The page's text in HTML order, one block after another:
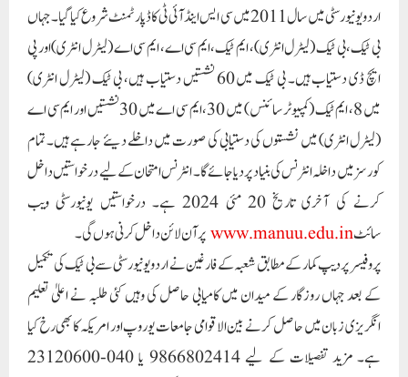
اردو یونیورسٹی میں سال 2011 میں سی ایس اینڈ آئی ٹی کا ڈپارٹمنٹ شروع کیا گیا۔ جہاں
بی ٹیک، بی ٹیک (لیٹرل انٹری)، ایم ٹیک، ایم سی اے، ایم سی اے (لیٹرل انٹری) اور پی
ایچ ڈی دستیاب ہیں۔ بی ٹیک میں 60 نشستیں دستیاب ہیں، بی ٹیک (لیٹرل انٹری)
میں 8 ، ایم ٹیک (کمپیوٹر سائنس ) میں 30، ایم سی اے میں 30 نشستیں اور ایم سی اے
(لیٹرل انٹری) میں نشستوں کی دستیابی کی صورت میں داخلے دیئے جارہے ہیں۔ تمام
کورسز میں داخلہ انٹرنس کی بنیاد پر دیا جائے گا۔ انٹرنس امتحان کے لیے درخواستیں داخل
کرنے کی آخری تاریخ 20 مئی 2024 ہے۔ درخواستیں یونیورسٹی ویب
سائٹwww.manuu.edu.inپر آن لائن داخل کرنی ہوں گی۔
پروفیسر پردیپ کمار کے مطابق شعبہ کے فارغین نے اردو یونیورسٹی سے بی ٹیک کی تکمیل
کے بعد جہاں روزگار کے میدان میں کامیابی حاصل کی وہیں کئی طلبہ نے اعلیٰ تعلیم
انگریزی زبان میں حاصل کرنے بین الاقوامی جامعات یوروپ اور امریکہ کا بھی رخ کیا
ہے۔ مزید تفصیلات کے لیے 9866802414 یا 040-23120600